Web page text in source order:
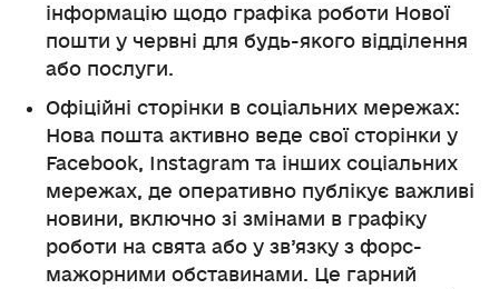
інформацію щодо графіка роботи Нової
пошти у червні для будь-якого відділення
або послуги.
Офіційні сторінки в соціальних мережах:
Нова пошта активно веде свої сторінки у
Facebook, Instagram та інших соціальних
мережах, де оперативно публікує важливі
новини, включно зі змінами в графіку
роботи на свята або у зв’язку з форс-
мажорними обставинами. Це гарний